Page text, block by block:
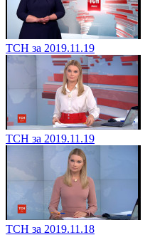
ТСН за 2019.11.19
ТСН за 2019.11.19
ТСН за 2019.11.18